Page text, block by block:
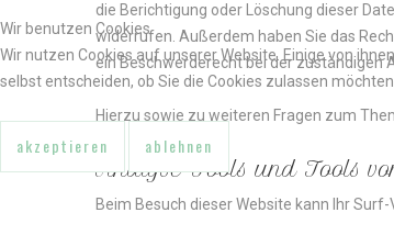
die Berichtigung oder Löschung dieser
widerrufen. Außerdem haben Sie das
ein Beschwerderecht bei der zuständigen
Hierzu sowie zu weiteren Fragen zum
Analyse-Tools und Tools
Beim Besuch dieser Website kann Ihr
Wir benutzen Cookies
Wir nutzen Cookies auf unserer Website. Einige von
selbst entscheiden, ob Sie die Cookies zulassen
akzeptieren ablehnen